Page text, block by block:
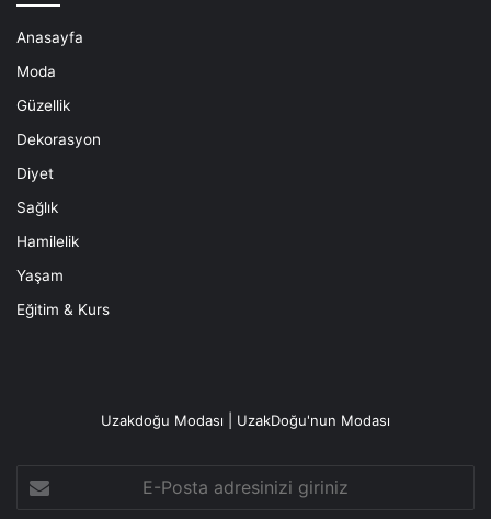
Anasayfa
Moda
Güzellik
Dekorasyon
Diyet
Sağlık
Hamilelik
Yaşam
Eğitim & Kurs
Uzakdoğu Modası | UzakDoğu'nun Modası
Posta